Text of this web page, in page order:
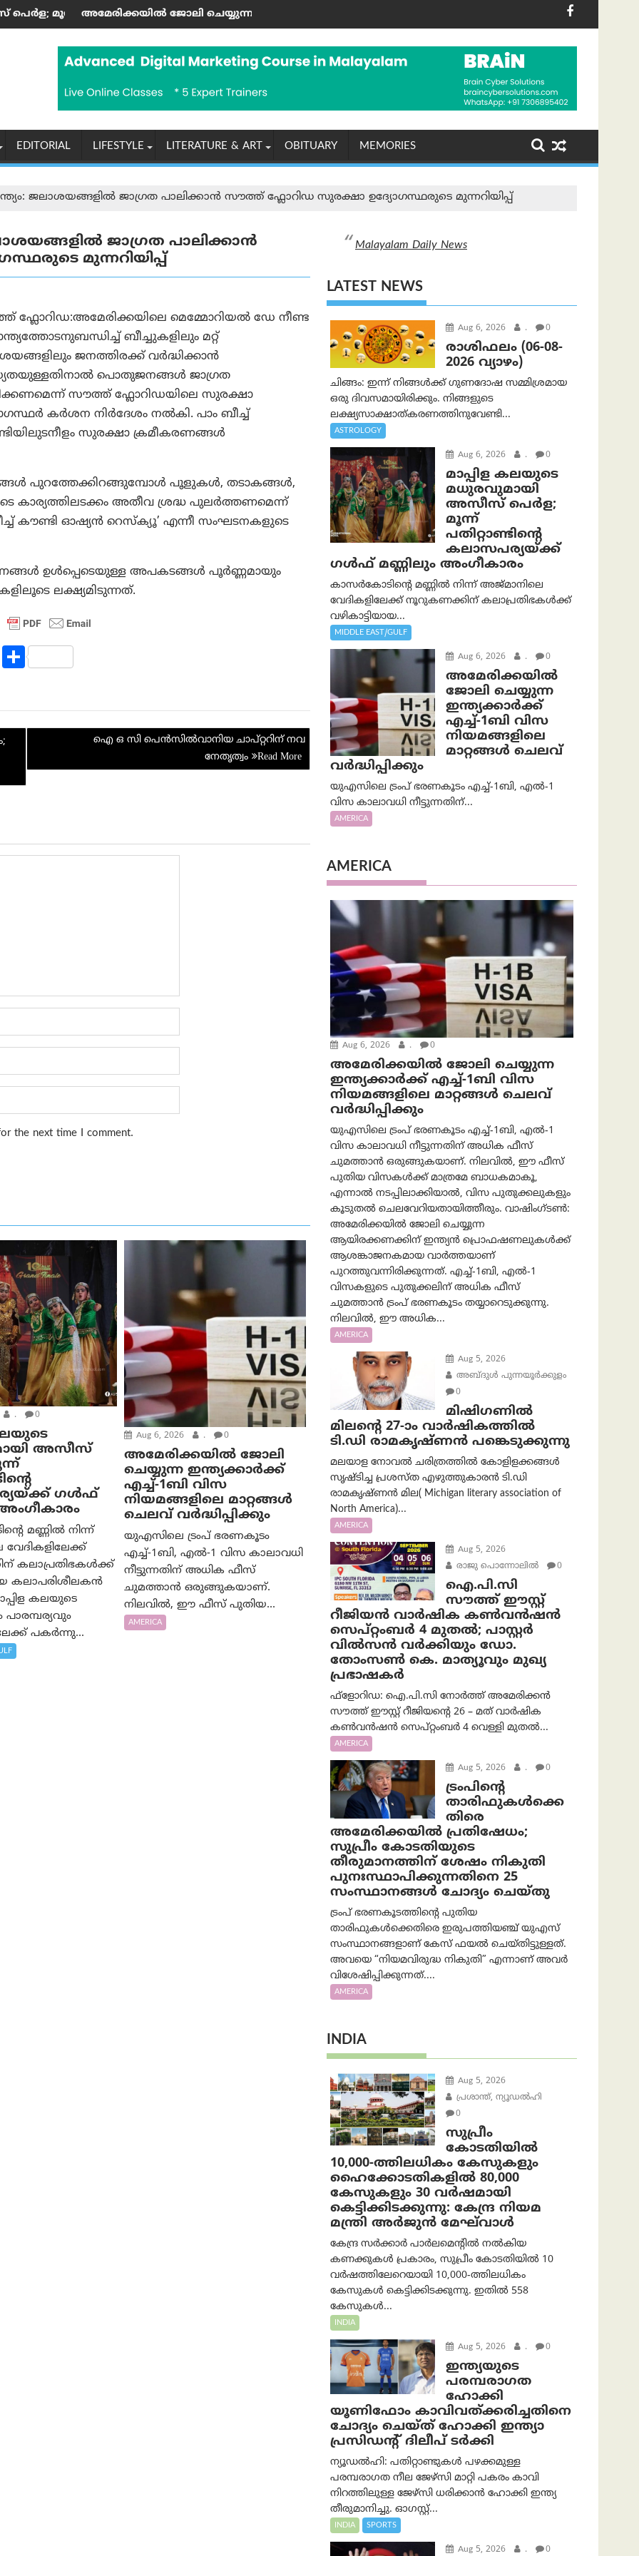
കലാസപര്യയ്ക്ക് ഗൾഫ് മണ്ണിലും അംഗീകാരം
ജോലി ചെയ്യുന്ന ഇന്ത്യക്കാർക്ക് എച്ച്-1ബി വിസ നിയമങ്ങളിലെ മാറ്റങ്ങൾ ചെലവ് വർദ്ധിപ്പിക്കും
ആരോഗ്യ, പൈതൃക സംരക്ഷണ സന്ദേശവുമായി മുത്തൂറ്റ് ബ്ലൂ ട്രിവാൻഡ്രം
സൗജന്യ ബീച്ച്
EDITORIAL LIFESTYLE LITERATURE & ART OBITUARY MEMORIES
ജലാശയങ്ങളിൽ ജാഗ്രത പാലിക്കാൻ സൗത്ത് ഫ്ലോറിഡ സുരക്ഷാ ഉദ്യോഗസ്ഥരുടെ മുന്നറിയിപ്പ്
ജാഗ്രത പാലിക്കാൻ
മുന്നറിയിപ്പ്
ഫ്ലോറിഡ:അമേരിക്കയിലെ മെമ്മോറിയൽ ഡേ നീണ്ട
ബീച്ചുകളിലും മറ്റ്
ജനത്തിരക്ക് വർദ്ധിക്കാൻ
പൊതുജനങ്ങൾ ജാഗ്രത
സൗത്ത് ഫ്ലോറിഡയിലെ സുരക്ഷാ
കർശന നിർദേശം നൽകി. പാം ബീച്ച്
സുരക്ഷാ ക്രമീകരണങ്ങൾ
പുറത്തേക്കിറങ്ങുമ്പോൾ പൂളുകൾ, തടാകങ്ങൾ,
കാര്യത്തിലടക്കം അതീവ ശ്രദ്ധ പുലർത്തണമെന്ന്
കൗണ്ടി ഓഷ്യൻ റെസ്ക്യൂ’ എന്നീ സംഘടനകളുടെ
ഉൾപ്പെടെയുള്ള അപകടങ്ങൾ പൂർണ്ണമായും
ലക്ഷ്യമിടുന്നത്.
R S
ar
e
ഐ ഒ സി പെൻസിൽവാനിയ ചാപ്റ്ററിന് നവ
നേതൃത്വം
the next time I comment.
. 0
അസീസ്
ഗൾഫ്
മണ്ണിൽ നിന്ന്
കലാപ്രതിഭകൾക്ക്
കലാപരിശീലകൻ
കലയുടെ
പകർന്നു...
Aug 6, 2026 . 0
അമേരിക്കയില്‍ ജോലി
ചെയ്യുന്ന ഇന്ത്യക്കാർക്ക്
എച്ച്-1ബി വിസ
നിയമങ്ങളിലെ മാറ്റങ്ങൾ
ചെലവ് വർദ്ധിപ്പിക്കും
യുഎസിലെ ട്രംപ് ഭരണകൂടം
എച്ച്-1ബി, എൽ-1 വിസ കാലാവധി
നീട്ടുന്നതിന് അധിക ഫീസ്
ചുമത്താൻ ഒരുങ്ങുകയാണ്.
നിലവിൽ, ഈ ഫീസ് പുതിയ...
AMERICA
Malayalam Daily News
LATEST NEWS
Aug 6, 2026 . 0
രാശിഫലം (06-08-
2026 വ്യാഴം)
ചിങ്ങം: ഇന്ന് നിങ്ങൾക്ക് ഗുണദോഷ സമ്മിശ്രമായ
ഒരു ദിവസമായിരിക്കും. നിങ്ങളുടെ
ലക്ഷ്യസാക്ഷാത്കരണത്തിനുവേണ്ടി...
ASTROLOGY
Aug 6, 2026 . 0
മാപ്പിള കലയുടെ
മധുരവുമായി
അസീസ് പെർള;
മൂന്ന്
പതിറ്റാണ്ടിന്റെ
കലാസപര്യയ്ക്ക്
ഗൾഫ് മണ്ണിലും അംഗീകാരം
കാസർകോടിന്റെ മണ്ണിൽ നിന്ന് അജ്മാനിലെ
വേദികളിലേക്ക് നൂറുകണക്കിന് കലാപ്രതിഭകൾക്ക്
വഴികാട്ടിയായ...
MIDDLE EAST/GULF
Aug 6, 2026 . 0
അമേരിക്കയില്‍
ജോലി ചെയ്യുന്ന
ഇന്ത്യക്കാർക്ക്
എച്ച്-1ബി വിസ
നിയമങ്ങളിലെ
മാറ്റങ്ങൾ ചെലവ്
വർദ്ധിപ്പിക്കും
യുഎസിലെ ട്രംപ് ഭരണകൂടം എച്ച്-1ബി, എൽ-1
വിസ കാലാവധി നീട്ടുന്നതിന്...
AMERICA
AMERICA
Aug 6, 2026 . 0
അമേരിക്കയില്‍ ജോലി ചെയ്യുന്ന
ഇന്ത്യക്കാർക്ക് എച്ച്-1ബി വിസ
നിയമങ്ങളിലെ മാറ്റങ്ങൾ ചെലവ്
വർദ്ധിപ്പിക്കും
യുഎസിലെ ട്രംപ് ഭരണകൂടം എച്ച്-1ബി, എൽ-1
വിസ കാലാവധി നീട്ടുന്നതിന് അധിക ഫീസ്
ചുമത്താൻ ഒരുങ്ങുകയാണ്. നിലവിൽ, ഈ ഫീസ്
പുതിയ വിസകൾക്ക് മാത്രമേ ബാധകമാകൂ,
എന്നാൽ നടപ്പിലാക്കിയാൽ, വിസ പുതുക്കലുകളും
കൂടുതൽ ചെലവേറിയതായിത്തീരും. വാഷിംഗ്ടണ്‍:
അമേരിക്കയില്‍ ജോലി ചെയ്യുന്ന
ആയിരക്കണക്കിന് ഇന്ത്യൻ പ്രൊഫഷണലുകൾക്ക്
ആശങ്കാജനകമായ വാർത്തയാണ്
പുറത്തുവന്നിരിക്കുന്നത്. എച്ച്-1ബി, എൽ-1
വിസകളുടെ പുതുക്കലിന് അധിക ഫീസ്
ചുമത്താൻ ട്രംപ് ഭരണകൂടം തയ്യാറെടുക്കുന്നു.
നിലവിൽ, ഈ അധിക...
AMERICA
Aug 5, 2026
അബ്ദുൾ പുന്നയൂർക്കുളം
0
മിഷിഗണിൽ
മിലന്റെ 27-ാം വാർഷികത്തിൽ
ടി.ഡി രാമകൃഷ്ണൻ പങ്കെടുക്കുന്നു
മലയാള നോവൽ ചരിത്രത്തിൽ കോളിളക്കങ്ങൾ
സൃഷ്ടിച്ച പ്രശസ്‌ത എഴുത്തുകാരൻ ടി.ഡി
രാമകൃഷ്ണൻ മില( Michigan literary association of
North America)...
AMERICA
Aug 5, 2026
രാജു പൊന്നോലിൽ
0
ഐ.പി.സി
സൗത്ത് ഈസ്റ്റ്
റീജിയൻ വാർഷിക കൺവൻഷൻ
സെപ്റ്റംബർ 4 മുതൽ; പാസ്റ്റർ
വിൽസൻ വർക്കിയും ഡോ.
തോംസൺ കെ. മാത്യൂവും മുഖ്യ
പ്രഭാഷകർ
ഫ്ളോറിഡ: ഐ.പി.സി നോർത്ത് അമേരിക്കൻ
സൗത്ത് ഈസ്റ്റ് റീജിയന്റെ 26 – മത് വാർഷിക
കൺവൻഷൻ സെപ്റ്റംബർ 4 വെള്ളി മുതൽ...
AMERICA
Aug 5, 2026 . 0
ട്രംപിന്റെ
താരിഫുകൾക്കെ
തിരെ
അമേരിക്കയില്‍ പ്രതിഷേധം;
സുപ്രീം കോടതിയുടെ
തീരുമാനത്തിന് ശേഷം നികുതി
പുനഃസ്ഥാപിക്കുന്നതിനെ 25
സംസ്ഥാനങ്ങൾ ചോദ്യം ചെയ്തു
ട്രംപ് ഭരണകൂടത്തിന്റെ പുതിയ
താരിഫുകൾക്കെതിരെ ഇരുപത്തിയഞ്ച് യുഎസ്
സംസ്ഥാനങ്ങളാണ് കേസ് ഫയൽ ചെയ്തിട്ടുള്ളത്.
അവയെ “നിയമവിരുദ്ധ നികുതി” എന്നാണ് അവര്‍
വിശേഷിപ്പിക്കുന്നത്....
AMERICA
INDIA
Aug 5, 2026
പ്രശാന്ത്, ന്യൂഡല്‍ഹി
0
സുപ്രീം
കോടതിയിൽ
10,000-ത്തിലധികം കേസുകളും
ഹൈക്കോടതികളിൽ 80,000
കേസുകളും 30 വർഷമായി
കെട്ടിക്കിടക്കുന്നു: കേന്ദ്ര നിയമ
മന്ത്രി അര്‍ജുന്‍ മേഘ്‌വാള്‍
കേന്ദ്ര സർക്കാർ പാർലമെന്റിൽ നൽകിയ
കണക്കുകൾ പ്രകാരം, സുപ്രീം കോടതിയിൽ 10
വർഷത്തിലേറെയായി 10,000-ത്തിലധികം
കേസുകൾ കെട്ടിക്കിടക്കുന്നു. ഇതിൽ 558
കേസുകൾ...
INDIA
Aug 5, 2026 . 0
ഇന്ത്യയുടെ
പരമ്പരാഗത
ഹോക്കി
യൂണിഫോം കാവിവത്ക്കരിച്ചതിനെ
ചോദ്യം ചെയ്ത് ഹോക്കി ഇന്ത്യാ
പ്രസിഡന്റ് ദിലീപ് ടര്‍ക്കി
ന്യൂഡൽഹി: പതിറ്റാണ്ടുകൾ പഴക്കമുള്ള
പരമ്പരാഗത നീല ജേഴ്‌സി മാറ്റി പകരം കാവി
നിറത്തിലുള്ള ജേഴ്‌സി ധരിക്കാൻ ഹോക്കി ഇന്ത്യ
തീരുമാനിച്ചു. ഓഗസ്റ്റ്...
INDIA SPORTS
Aug 5, 2026 . 0